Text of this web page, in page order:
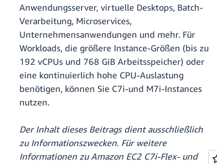
Anwendungsserver, virtuelle Desktops, Batch-
Verarbeitung, Microservices,
Unternehmensanwendungen und mehr. Für
Workloads, die größere Instance-Größen (bis zu
192 vCPUs und 768 GiB Arbeitsspeicher) oder
eine kontinuierlich hohe CPU-Auslastung
benötigen, können Sie C7i-und M7i-Instances
nutzen.
Der Inhalt dieses Beitrags dient ausschließlich
zu Informationszwecken. Für weitere
Informationen zu Amazon EC2 C7i-Flex- und